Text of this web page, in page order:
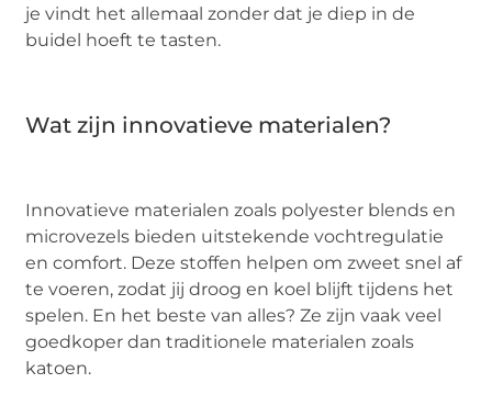
je vindt het allemaal zonder dat je diep in de
buidel hoeft te tasten.
Wat zijn innovatieve materialen?
Innovatieve materialen zoals polyester blends en
microvezels bieden uitstekende vochtregulatie
en comfort. Deze stoffen helpen om zweet snel af
te voeren, zodat jij droog en koel blijft tijdens het
spelen. En het beste van alles? Ze zijn vaak veel
goedkoper dan traditionele materialen zoals
katoen.